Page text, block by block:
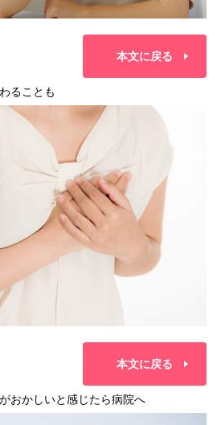
本文に戻る
ることも
本文に戻る
おかしいと感じたら病院へ